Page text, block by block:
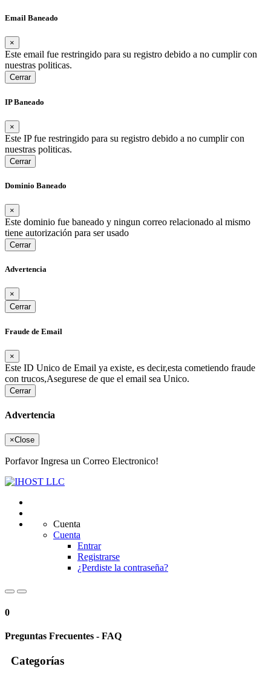
Email Baneado
×
Este email fue restringido para su registro debido a no cumplir con
nuestras politicas.
Cerrar
IP Baneado
×
Este IP fue restringido para su registro debido a no cumplir con
nuestras politicas.
Cerrar
Dominio Baneado
×
Este dominio fue baneado y ningun correo relacionado al mismo
tiene autorización para ser usado
Cerrar
Advertencia
×
Cerrar
Fraude de Email
×
Este ID Unico de Email ya existe, es decir,esta cometiendo fraude
con trucos,Asegurese de que el email sea Unico.
Cerrar
Advertencia
×Close
Porfavor Ingresa un Correo Electronico!
Cuenta
Cuenta
Entrar
Registrarse
¿Perdiste la contraseña?
0
Preguntas Frecuentes - FAQ
Categorías